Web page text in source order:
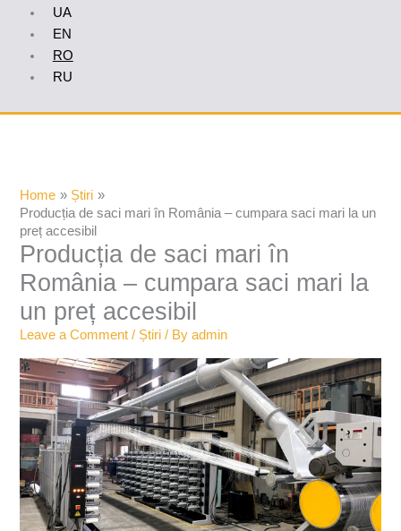
UA
EN
RO
RU
Home
Știri
Producția de saci mari în România – cumpara saci mari la un
preț accesibil
Producția de saci mari în
România – cumpara saci mari la
un preț accesibil
Leave a Comment / Știri / Byadmin